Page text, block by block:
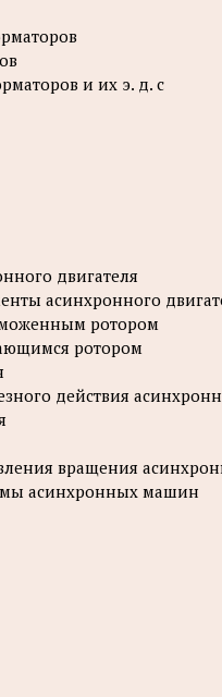
и их э. д. с
двигателя
асинхронного
ротором
ротором
действия
вращения
асинхронных машин